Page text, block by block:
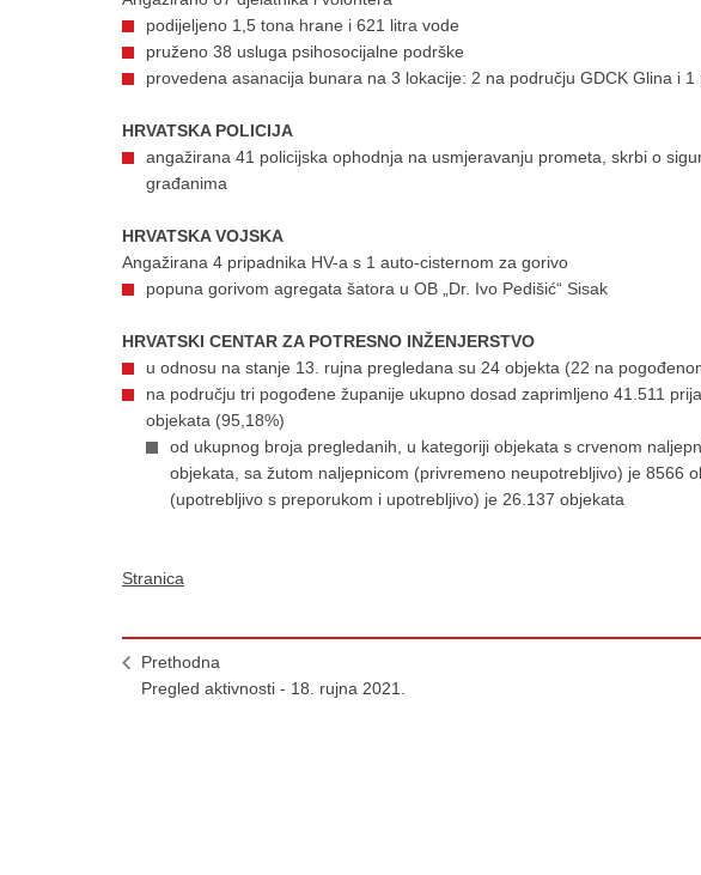
podijeljeno 1,5 tona hrane i 621 litra vode
pruženo 38 usluga psihosocijalne podrške
provedena asanacija bunara na 3 lokacije: 2 na području GDCK Glina i
HRVATSKA POLICIJA
angažirana 41 policijska ophodnja na usmjeravanju prometa, skrbi o
građanima
HRVATSKA VOJSKA
Angažirana 4 pripadnika HV-a s 1 auto-cisternom za gorivo
popuna gorivom agregata šatora u OB „Dr. Ivo Pedišić“ Sisak
HRVATSKI CENTAR ZA POTRESNO INŽENJERSTVO
u odnosu na stanje 13. rujna pregledana su 24 objekta (22 na
na području tri pogođene županije ukupno dosad zaprimljeno 41.511
objekata (95,18%)
od ukupnog broja pregledanih, u kategoriji objekata s crvenom
objekata, sa žutom naljepnicom (privremeno neupotrebljivo) je 8566
(upotrebljivo s preporukom i upotrebljivo) je 26.137 objekata
Stranica
Prethodna
Pregled aktivnosti - 18. rujna 2021.